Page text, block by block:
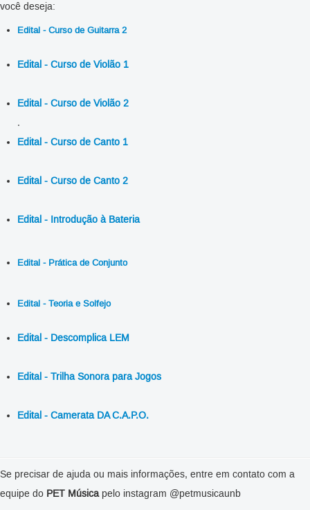
você deseja:
Edital - Curso de Guitarra 2
Edital - Curso de Violão 1
Edital - Curso de Violão 2
.
Edital - Curso de Canto 1
Edital - Curso de Canto 2
Edital - Introdução à Bateria
Edital - Prática de Conjunto
Edital - Teoria e Solfejo
Edital - Descomplica LEM
Edital - Trilha Sonora para Jogos
Edital - Camerata DA C.A.P.O.
Se precisar de ajuda ou mais informações, entre em contato com a
equipe do PET Músicapelo instagram @petmusicaunb